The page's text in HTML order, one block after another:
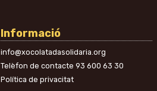
Informació
info@xocolatadasolidaria.org
Telèfon de contacte 93 600 63 30
Política de privacitat